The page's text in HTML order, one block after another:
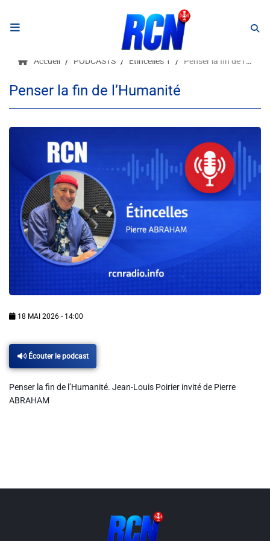
RADIO
Podcasts
Programmes
Faire un don
Evènements
Météo Nice
Alerte Méduses 06
Issa Nissa OGC Nice
RCN Soutiens
Accueil PODCASTS Etincelles 1 Penser la fin de l’Humanité
Penser la fin de l’Humanité
18 MAI 2026 - 14:00
Écouter le podcast
Penser la fin de l’Humanité. Jean-Louis Poirier invité de Pierre
ABRAHAM